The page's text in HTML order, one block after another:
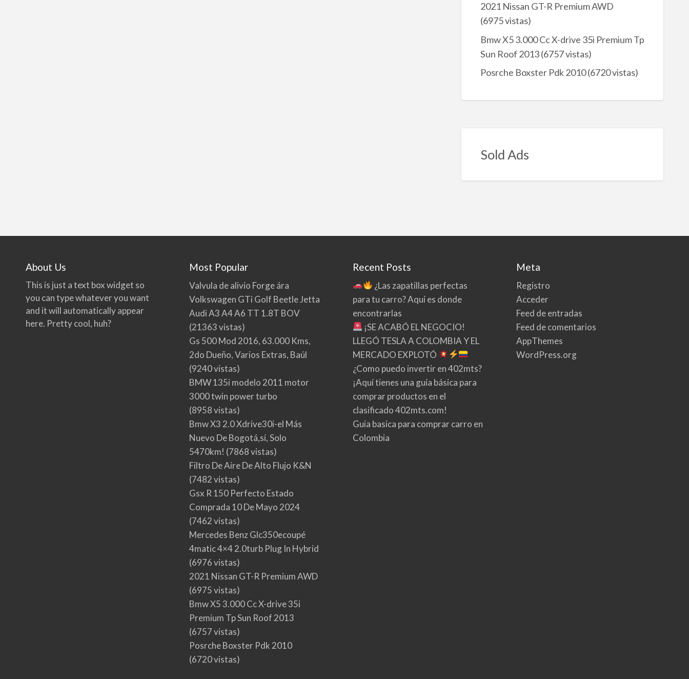
2021 Nissan GT-R Premium AWD
(6975 vistas)
Bmw X5 3.000 Cc X-drive 35i Premium Tp
Sun Roof 2013(6757 vistas)
Posrche Boxster Pdk 2010(6720 vistas)
Sold Ads
About Us
This is just a text box widget so
you can type whatever you want
and it will automatically appear
here. Pretty cool, huh?
Most Popular
Valvula de alivio Forge ára
Volkswagen GTi Golf Beetle Jetta
Audi A3 A4 A6 TT 1.8T BOV
(21363 vistas)
Gs 500 Mod 2016, 63.000 Kms,
2do Dueño, Varios Extras, Baúl
(9240 vistas)
BMW 135i modelo 2011 motor
3000 twin power turbo
(8958 vistas)
Bmw X3 2.0 Xdrive30i-el Más
Nuevo De Bogotá,sí, Solo
5470km! (7868 vistas)
Filtro De Aire De Alto Flujo K&N
(7482 vistas)
Gsx R 150 Perfecto Estado
Comprada 10 De Mayo 2024
(7462 vistas)
Mercedes Benz Glc350ecoupé
4matic 4×4 2.0turb Plug In Hybrid
(6976 vistas)
2021 Nissan GT-R Premium AWD
(6975 vistas)
Bmw X5 3.000 Cc X-drive 35i
Premium Tp Sun Roof 2013
(6757 vistas)
Posrche Boxster Pdk 2010
(6720 vistas)
Recent Posts
¿Las zapatillas perfectas
para tu carro? Aquí es donde
encontrarlas
¡SE ACABÓ EL NEGOCIO!
LLEGÓ TESLA A COLOMBIA Y EL
MERCADO EXPLOTÓ
¿Como puedo invertir en 402mts?
¡Aquí tienes una guía básica para
comprar productos en el
clasificado 402mts.com!
Guia basica para comprar carro en
Colombia
Meta
Registro
Acceder
Feed de entradas
Feed de comentarios
AppThemes
WordPress.org